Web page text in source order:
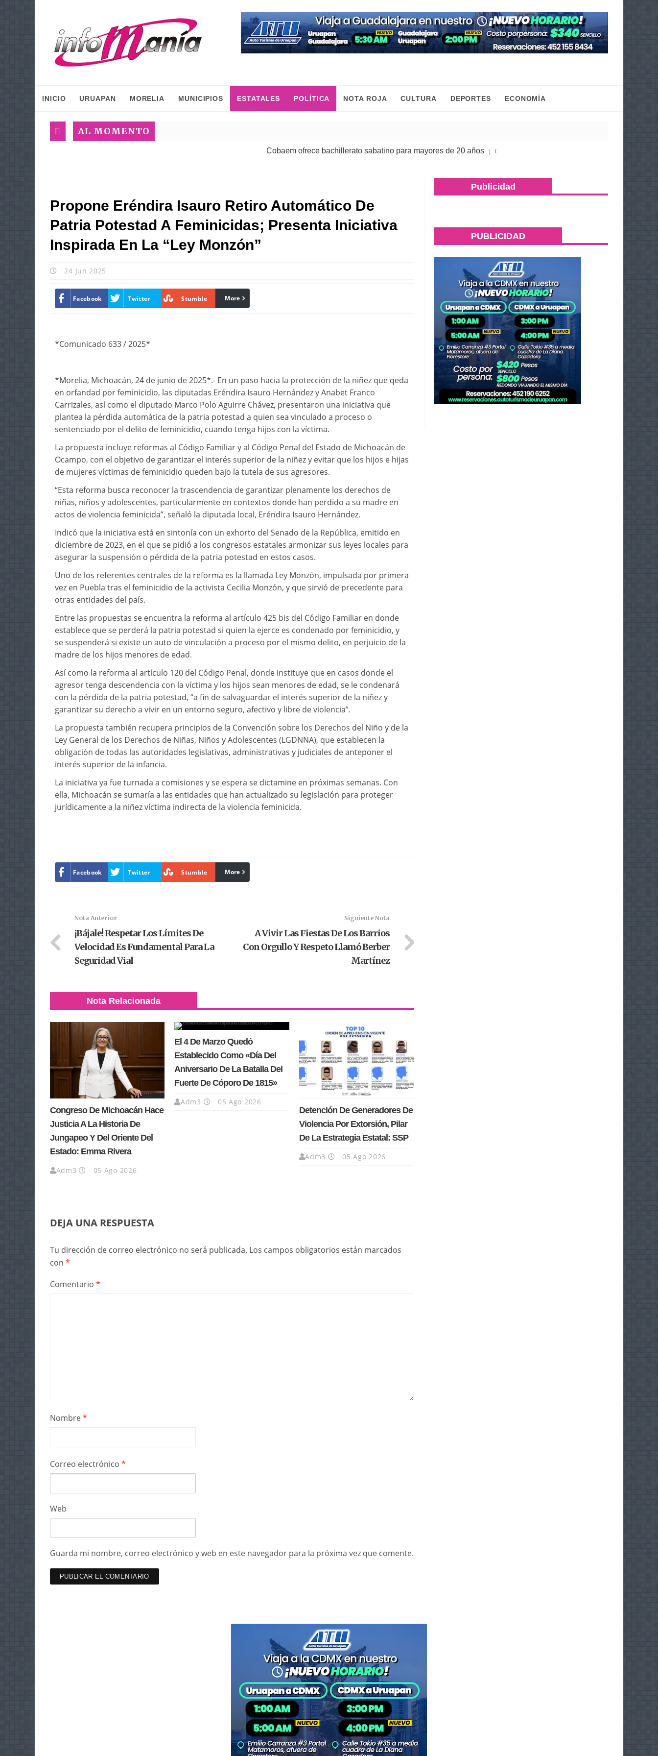
INICIO URUAPAN MORELIA MUNICIPIOS ESTATALES POLÍTICA NOTA ROJA CULTURA DEPORTES ECONOMÍA
AL MOMENTO
Cobaem ofrece bachillerato sabatino para mayores de 20 años| 05 Ago 2026
Propone Eréndira Isauro Retiro Automático De
Patria Potestad A Feminicidas; Presenta Iniciativa
Inspirada En La “Ley Monzón”
24 Jun 2025
Facebook Twitter Stumble linkedin
More
*Comunicado 633 / 2025*
*Morelia, Michoacán, 24 de junio de 2025*.- En un paso hacia la protección de la niñez que qeda
en orfandad por feminicidio, las diputadas Eréndira Isauro Hernández y Anabet Franco
Carrizales, así como el diputado Marco Polo Aguirre Chávez, presentaron una iniciativa que
plantea la pérdida automática de la patria potestad a quien sea vinculado a proceso o
sentenciado por el delito de feminicidio, cuando tenga hijos con la víctima.
La propuesta incluye reformas al Código Familiar y al Código Penal del Estado de Michoacán de
Ocampo, con el objetivo de garantizar el interés superior de la niñez y evitar que los hijos e hijas
de mujeres víctimas de feminicidio queden bajo la tutela de sus agresores.
“Esta reforma busca reconocer la trascendencia de garantizar plenamente los derechos de
niñas, niños y adolescentes, particularmente en contextos donde han perdido a su madre en
actos de violencia feminicida”, señaló la diputada local, Eréndira Isauro Hernández.
Indicó que la iniciativa está en sintonía con un exhorto del Senado de la República, emitido en
diciembre de 2023, en el que se pidió a los congresos estatales armonizar sus leyes locales para
asegurar la suspensión o pérdida de la patria potestad en estos casos.
Uno de los referentes centrales de la reforma es la llamada Ley Monzón, impulsada por primera
vez en Puebla tras el feminicidio de la activista Cecilia Monzón, y que sirvió de precedente para
otras entidades del país.
Entre las propuestas se encuentra la reforma al artículo 425 bis del Código Familiar en donde
establece que se perderá la patria potestad si quien la ejerce es condenado por feminicidio, y
se suspenderá si existe un auto de vinculación a proceso por el mismo delito, en perjuicio de la
madre de los hijos menores de edad.
Así como la reforma al artículo 120 del Código Penal, donde instituye que en casos donde el
agresor tenga descendencia con la víctima y los hijos sean menores de edad, se le condenará
con la pérdida de la patria potestad, “a fin de salvaguardar el interés superior de la niñez y
garantizar su derecho a vivir en un entorno seguro, afectivo y libre de violencia”.
La propuesta también recupera principios de la Convención sobre los Derechos del Niño y de la
Ley General de los Derechos de Niñas, Niños y Adolescentes (LGDNNA), que establecen la
obligación de todas las autoridades legislativas, administrativas y judiciales de anteponer el
interés superior de la infancia.
La iniciativa ya fue turnada a comisiones y se espera se dictamine en próximas semanas. Con
ella, Michoacán se sumaría a las entidades que han actualizado su legislación para proteger
jurídicamente a la niñez víctima indirecta de la violencia feminicida.
Facebook Twitter Stumble linkedin
More
Nota Anterior
¡Bájale! Respetar Los Límites De
Velocidad Es Fundamental Para La
Seguridad Vial
Siguiente Nota
A Vivir Las Fiestas De Los Barrios
Con Orgullo Y Respeto Llamó Berber
Martínez
Nota Relacionada
Congreso De Michoacán Hace
Justicia A La Historia De
Jungapeo Y Del Oriente Del
Estado: Emma Rivera
Adm3 05 Ago 2026
El 4 De Marzo Quedó
Establecido Como «Día Del
Aniversario De La Batalla Del
Fuerte De Cóporo De 1815»
Adm3 05 Ago 2026
Detención De Generadores De
Violencia Por Extorsión, Pilar
De La Estrategia Estatal: SSP
Adm3 05 Ago 2026
DEJA UNA RESPUESTA
Tu dirección de correo electrónico no será publicada. Los campos obligatorios están marcados
con *
Comentario *
Nombre*
Correo electrónico *
Web
Guarda mi nombre, correo electrónico y web en este navegador para la próxima vez que comente.
Publicidad
PUBLICIDAD